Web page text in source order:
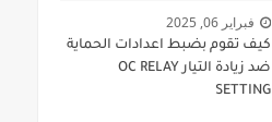
فبراير 06, 2025
كيف تقوم بضبط اعدادات الحماية
ضد زيادة التيار OC RELAY
SETTING